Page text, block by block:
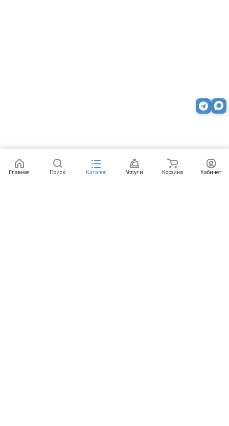
Заказать
Главная Поиск Каталог Услуги Корзина Кабинет